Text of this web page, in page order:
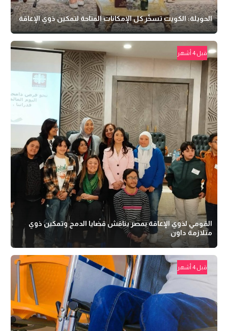
الحويلة: الكويت تسخّر كل الإمكانات المتاحة لتمكين ذوي الإعاقة
قبل 4 أشهر
القومي لذوي الإعاقة بمصر يناقش قضايا الدمج وتمكين ذوي
متلازمة داون
قبل 4 أشهر